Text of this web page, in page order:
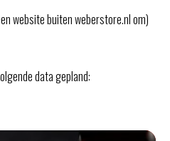
website buiten weberstore.nl om)
data gepland: